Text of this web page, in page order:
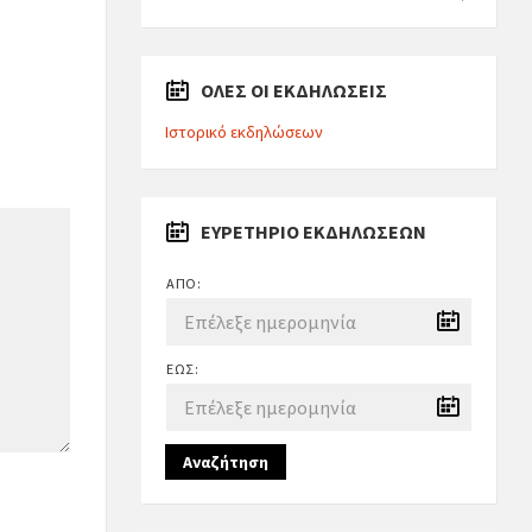
ΟΛΕΣ ΟΙ ΕΚΔΗΛΩΣΕΙΣ
Ιστορικό εκδηλώσεων
ΕΥΡΕΤΉΡΙΟ ΕΚΔΗΛΏΣΕΩΝ
ΑΠΌ:
ΈΩΣ:
Αναζήτηση